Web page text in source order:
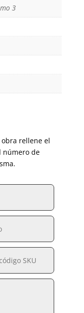
3
rellene el
número de